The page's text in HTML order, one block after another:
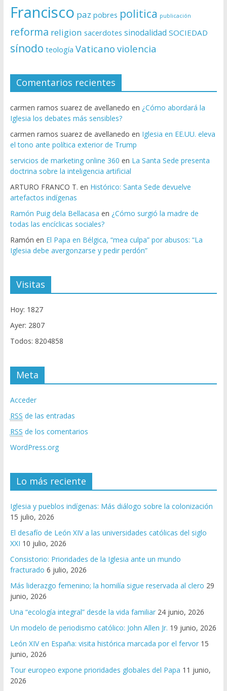
Francisco paz pobres politica publicación
reforma religion sacerdotes sinodalidad SOCIEDAD
sínodo teología Vaticano violencia
Comentarios recientes
carmen ramos suarez de avellanedo en ¿Cómo abordará la
Iglesia los debates más sensibles?
carmen ramos suarez de avellanedo en Iglesia en EE.UU. eleva
el tono ante política exterior de Trump
servicios de marketing online 360 en La Santa Sede presenta
doctrina sobre la inteligencia artificial
ARTURO FRANCO T. en Histórico: Santa Sede devuelve
artefactos indígenas
Ramón Puig dela Bellacasa en ¿Cómo surgió la madre de
todas las encíclicas sociales?
Ramón en El Papa en Bélgica, “mea culpa” por abusos: “La
Iglesia debe avergonzarse y pedir perdón”
Visitas
Hoy: 1827
Ayer: 2807
Todos: 8204858
Meta
Acceder
RSS de las entradas
RSS de los comentarios
WordPress.org
Lo más reciente
Iglesia y pueblos indígenas: Más diálogo sobre la colonización
15 julio, 2026
El desafío de León XIV a las universidades católicas del siglo
XXI 10 julio, 2026
Consistorio: Prioridades de la Iglesia ante un mundo
fracturado 6 julio, 2026
Más liderazgo femenino; la homilía sigue reservada al clero 29
junio, 2026
Una “ecología integral” desde la vida familiar 24 junio, 2026
Un modelo de periodismo católico: John Allen Jr. 19 junio, 2026
León XIV en España: visita histórica marcada por el fervor 15
junio, 2026
Tour europeo expone prioridades globales del Papa 11 junio,
2026